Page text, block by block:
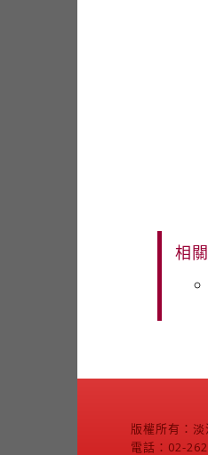
相
版權所有：
電話：02-